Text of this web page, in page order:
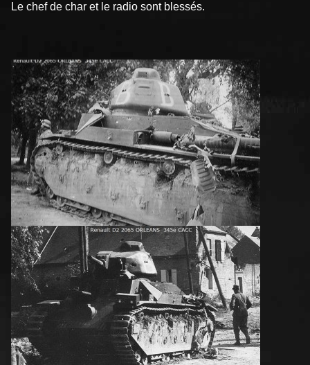
Le chef de char et le radio sont blessés.